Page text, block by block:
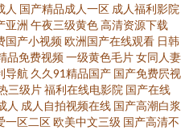
人 国产精品成人一区 成人福利影院
亚洲 午夜三级黄色高清资源下载
国产小视频欧洲国产在线观看 日韩
品免费视频一级黄色毛片女同人妻
导航 久久91精品国产 国产免费屄视
三级片福利在线电影院 国产在线
人 成人自拍视频在线 国产高潮白浆
一区二区欧美中文三级 国产高清不